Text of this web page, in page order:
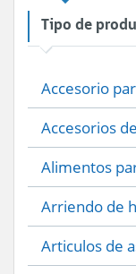
Tipo de
Accesorio
Accesorios
Alimentos
Arriendo de
Articulos de